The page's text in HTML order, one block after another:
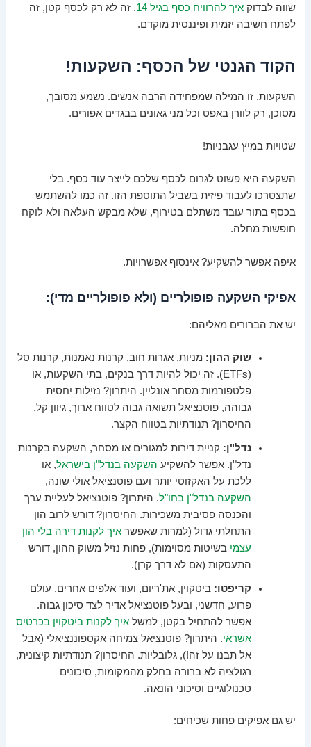
שווה לבדוקאיך להרוויח כסף בגיל 14
. זה לא רק לכסף קטן, זה
לפתח חשיבה יזמית ופיננסית מוקדם.
הקוד הגנטי של הכסף: השקעות!
השקעות. זו המילה שמפחידה הרבה אנשים. נשמע מסובך,
מסוכן, רק לוורן באפט וכל מני גאונים בבגדים אפורים.
שטויות במיץ עגבניות!
השקעה היא פשוט לגרום לכסף שלכם לייצר עוד כסף. בלי
שתצטרכו לעבוד פיזית בשביל התוספת הזו. זה כמו להשתמש
בכסף בתור עובד משתלם בטירוף, שלא מבקש העלאה ולא לוקח
חופשות מחלה.
איפה אפשר להשקיע? אינסוף אפשרויות.
אפיקי השקעה פופולריים (ולא פופולריים מדי):
יש את הברורים מאליהם:
שוק ההון: מניות, אגרות חוב, קרנות נאמנות, קרנות סל
(ETFs). זה יכול להיות דרך בנקים, בתי השקעות, או
פלטפורמות מסחר אונליין. היתרון? נזילות יחסית
גבוהה, פוטנציאל תשואה גבוה לטווח ארוך, גיוון קל.
החיסרון? תנודתיות בטווח הקצר.
נדל"ן: קניית דירות למגורים או מסחר, השקעה בקרנות
נדל"ן. אפשר להשקיע השקעה בנדל"ן בישראל, או
ללכת על האקזוטי יותר ועם פוטנציאל אולי שונה,
השקעה בנדל"ן בחו"ל. היתרון? פוטנציאל לעליית ערך
והכנסה פסיבית משכירות. החיסרון? דורש לרוב הון
התחלתי גדול (למרות שאפשראיך לקנות דירה בלי הון
עצמי בשיטות מסוימות), פחות נזיל משוק ההון, דורש
התעסקות (אם לא דרך קרן).
קריפטו: ביטקוין, את'ריום, ועוד אלפים אחרים. עולם
פרוע, חדשני, ובעל פוטנציאל אדיר לצד סיכון גבוה.
אפשר להתחיל בקטן, למשלאיך לקנות ביטקוין בכרטיס
אשראי. היתרון? פוטנציאל צמיחה אקספוננציאלי (אבל
אל תבנו על זה!), גלובליות. החיסרון? תנודתיות קיצונית,
רגולציה לא ברורה בחלק מהמקומות, סיכונים
טכנולוגיים וסיכוני הונאה.
יש גם אפיקים פחות שכיחים: